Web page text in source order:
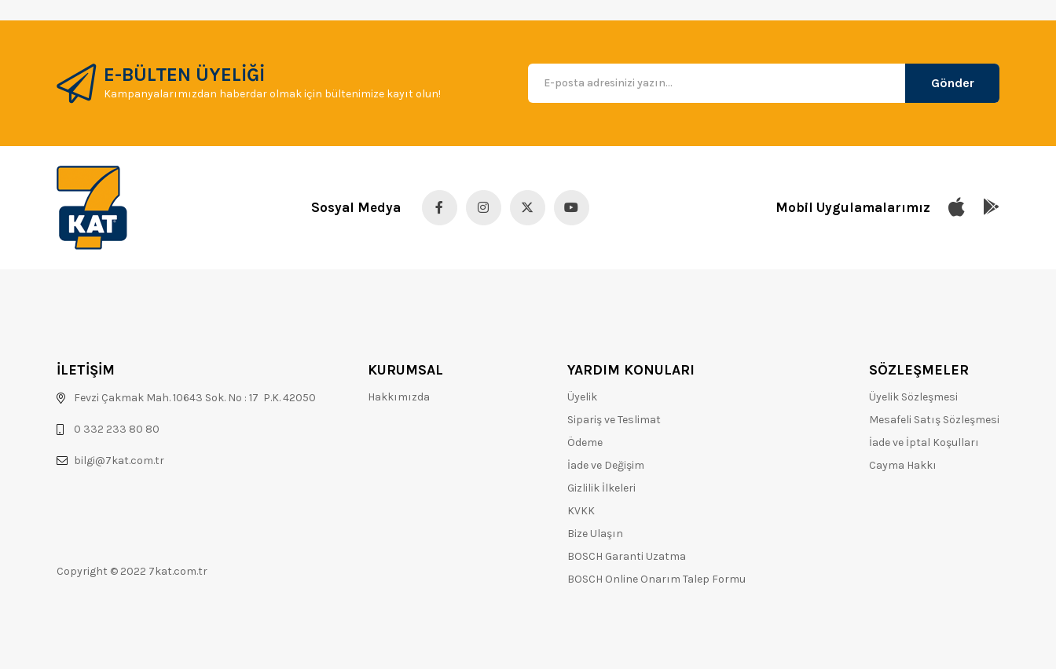
E-BÜLTEN ÜYELİĞİ
Kampanyalarımızdan haberdar olmak için bültenimize kayıt olun!
Gönder
Sosyal Medya Mobil Uygulamalarımız
İLETİŞİM
Fevzi Çakmak Mah. 10643 Sok. No : 17 P.K. 42050
0 332 233 80 80
bilgi@7kat.com.tr
Copyright © 2022 7kat.com.tr
KURUMSAL
Hakkımızda
YARDIM KONULARI
Üyelik
Sipariş ve Teslimat
Ödeme
İade ve Değişim
Gizlilik İlkeleri
KVKK
Bize Ulaşın
BOSCH Garanti Uzatma
BOSCH Online Onarım Talep Formu
SÖZLEŞMELER
Üyelik Sözleşmesi
Mesafeli Satış Sözleşmesi
İade ve İptal Koşulları
Cayma Hakkı